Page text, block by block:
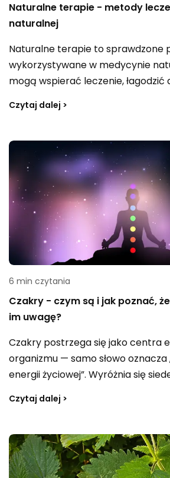
Naturalne terapie - metody
naturalnej
Naturalne terapie to sprawdzone
wykorzystywane w medycynie
mogą wspierać leczenie, łagodzić
różnych metod, produktów oraz
wsparcie organizmu w walce z
funkcjonowanie bliżej natury.
Czytaj dalej >
6 min czytania
Czakry - czym są i jak poznać,
im uwagę?
Czakry postrzega się jako centra
organizmu — samo słowo oznacza
energii życiowej”. Wyróżnia się
praktykach takich jak medytacja.
ich oraz uwalnianie energii, co
równowagę i harmonię. Gdy
mogą pojawić się dolegliwości,
Czytaj dalej >